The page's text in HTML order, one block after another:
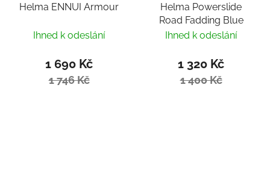
Helma ENNUI Armour
Ihned k odeslání
1 690 Kč
1 746 Kč
Helma Powerslide
Road Fadding Blue
Ihned k odeslání
1 320 Kč
1 400 Kč